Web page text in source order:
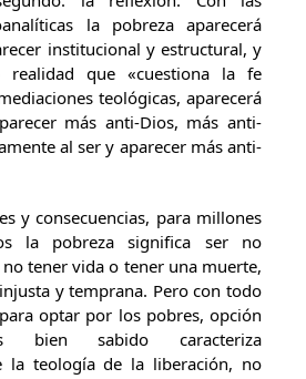
la pobreza aparecerá
institucional y estructural, y
realidad que «cuestiona la fe
teológicas, aparecerá
más anti-Dios, más anti-
al ser y aparecer más anti-
y consecuencias, para millones
la pobreza significa ser no
tener vida o tener una muerte,
y temprana. Pero con todo
optar por los pobres, opción
sabido caracteriza
la teología de la liberación, no